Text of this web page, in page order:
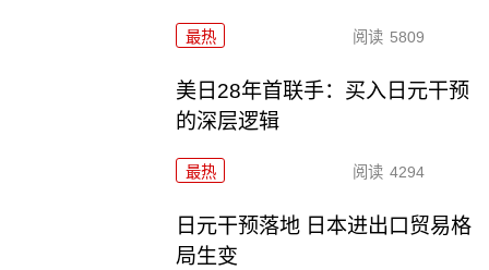
最热 阅读 5809
美日28年首联手：买入日元干预
的深层逻辑
最热 阅读 4294
日元干预落地 日本进出口贸易格
局生变